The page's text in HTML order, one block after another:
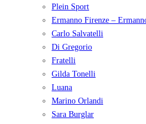
Plein Sport
Ermanno Firenze –
Carlo Salvatelli
Di Gregorio
Fratelli
Gilda Tonelli
Luana
Marino Orlandi
Sara Burglar